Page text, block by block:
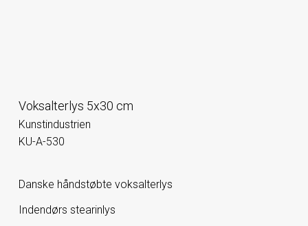
Voksalterlys 5x30 cm
Kunstindustrien
KU-A-530
Danske håndstøbte voksalterlys
Indendørs stearinlys